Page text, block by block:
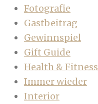
Fotografie
Gastbeitrag
Gewinnspiel
Gift Guide
Health & Fitness
Immer wieder
Interior